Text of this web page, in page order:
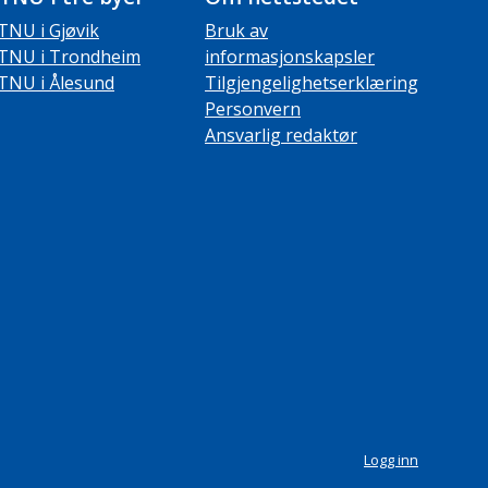
i Gjøvik
i Trondheim
i Ålesund
Bruk av
informasjonskapsler
Tilgjengelighetserklæring
Personvern
Ansvarlig redaktør
Logg inn